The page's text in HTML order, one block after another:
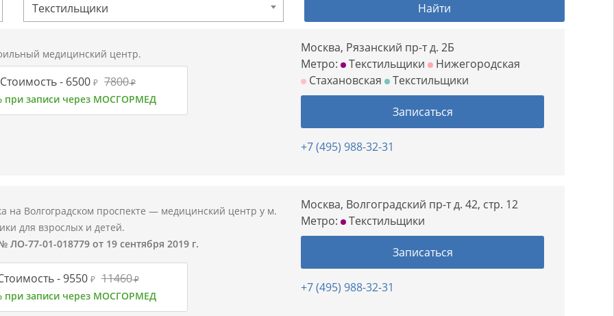
Текстильщики Найти
медицинский центр.
Стоимость - 6500 ₽ 7800₽
при записи через МОСГОРМЕД
Москва, Рязанский пр-т д. 2Б
Метро:
Текстильщики
Нижегородская
Стахановская
Текстильщики
Записаться
+7 (495) 988-32-31
на Волгоградском проспекте — медицинский центр у м.
для взрослых и детей.
ЛО-77-01-018779 от 19 сентября 2019 г.
-9550 ₽ 11460₽
при записи через МОСГОРМЕД
Москва, Волгоградский пр-т д. 42, стр. 12
Метро:
Текстильщики
Записаться
+7 (495) 988-32-31